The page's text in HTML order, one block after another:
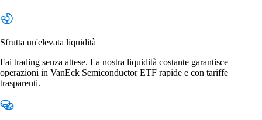
Sfrutta un'elevata liquidità
Fai trading senza attese. La nostra liquidità costante garantisce
operazioni in VanEck Semiconductor ETF rapide e con tariffe
trasparenti.